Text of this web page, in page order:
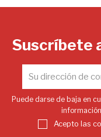
Suscríbete
Puede darse de baja en
Acepto las